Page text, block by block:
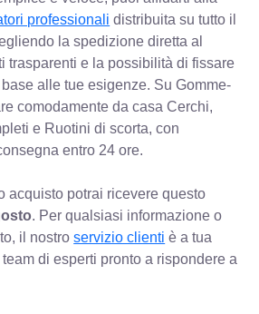
professionali distribuita su tutto il
la spedizione diretta al
trasparenti e la possibilità di fissare
alle tue esigenze. Su Gomme-
comodamente da casa Cerchi,
e Ruotini di scorta, con
entro 24 ore.
acquisto potrai ricevere questo
. Per qualsiasi informazione o
il nostroservizio clienti è a tua
di esperti pronto a rispondere a